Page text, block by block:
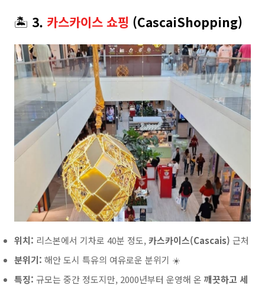
🏝️ 3. 카스카이스 쇼핑 (CascaiShopping)
위치: 리스본에서 기차로 40분 정도, 카스카이스(Cascais) 근처
분위기: 해안 도시 특유의 여유로운 분위기 ☀️
특징: 규모는 중간 정도지만, 2000년부터 운영해 온 깨끗하고 세